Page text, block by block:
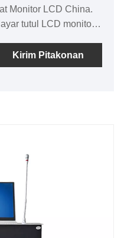
Monitor LCD China.
tutul LCD monitor
meja
kinerja fungsi tutul,
Dilengkapi karo
monitor ing
Gamelan lan
instalasi ayu banget.
Kirim Pitakonan